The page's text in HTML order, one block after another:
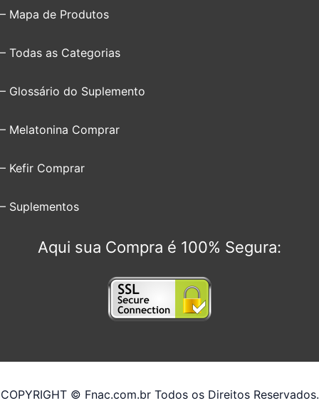
– Mapa de Produtos
– Todas as Categorias
– Glossário do Suplemento
– Melatonina Comprar
– Kefir Comprar
– Suplementos
Aqui sua Compra é 100% Segura:
COPYRIGHT © Fnac.com.br Todos os Direitos Reservados.